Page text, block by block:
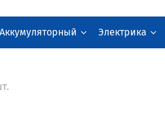
Аккумуляторный Электрика